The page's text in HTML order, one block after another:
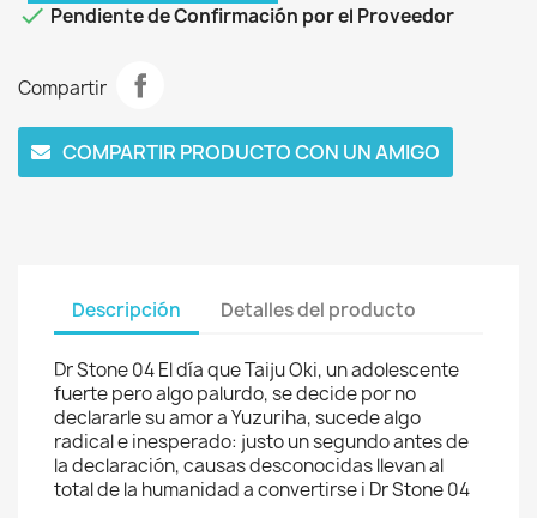
 Pendiente de Confirmación por el Proveedor
Compartir
COMPARTIR PRODUCTO CON UN AMIGO
Descripción Detalles del producto
Dr Stone 04 El día que Taiju Oki, un adolescente
fuerte pero algo palurdo, se decide por no
declararle su amor a Yuzuriha, sucede algo
radical e inesperado: justo un segundo antes de
la declaración, causas desconocidas llevan al
total de la humanidad a convertirse i Dr Stone 04